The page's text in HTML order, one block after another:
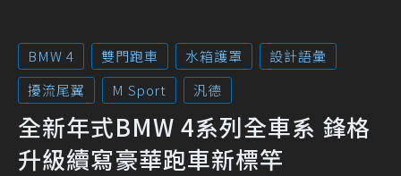
BMW 4 雙門跑車 水箱護罩
設計語彙
擾流尾翼
M Sport 汎德
全新年式BMW 4系列全車系 鋒格
升級續寫豪華跑車新標竿